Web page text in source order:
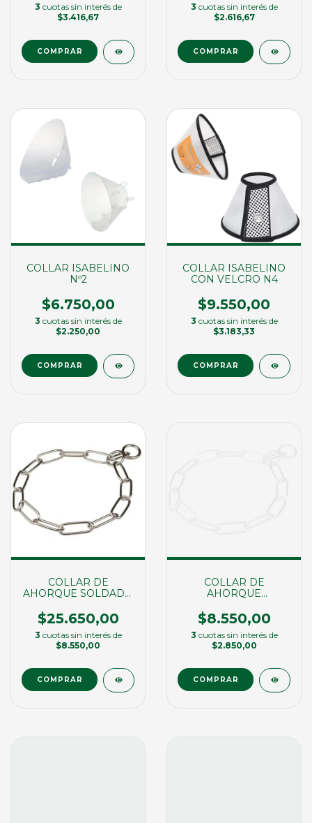
3 cuotas sin interés de
$3.416,67
3 cuotas sin interés de
$2.616,67
COLLAR ISABELINO
Nº2
$6.750,00
3 cuotas sin interés de
$2.250,00
COLLAR ISABELINO
CON VELCRO N4
$9.550,00
3 cuotas sin interés de
$3.183,33
COLLAR DE
AHORQUE SOLDADO
$25.650,00
3 cuotas sin interés de
$8.550,00
COLLAR DE
AHORQUE
73CM
$8.550,00
3 cuotas sin interés de
$2.850,00